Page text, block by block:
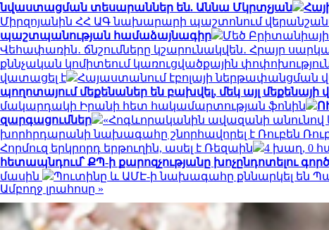
նվաստացման տեսարաններ են. Աննա Մկրտչյան
Միրզոյանին ՀՀ ԱԳ նախարարի պաշտոնում
պաշտպանության համաձայնագիր
Մեծ Բրիտանիայի
Վեհափառին․ ճնշումները կշարունակվեն․ Հրայր
քննչական կոմիտեում կառուցվածքային
վատացել է
Հայաստանում էբոլայի ներթափանցման
պողոտայում մեքենաներ են բախվել, մեկ այլ մեքենայի
մակարդակի Իրանի հետ հակամարտության ֆոնին
զարգացումներ
«Հոգևորականին ավազանի անունով
խորհրդարանի նախագահը շնորհավորել է Ռուբեն
Հորմուզ երկրորդ երթուղին, ասել է Ռեզաին
4 խաղ, 0
հետապնդում՝ ՔՊ-ի քարոզչությանը խոչընդոտելու
մասին
Պուտինը և ԱՄԷ-ի նախագահը քննարկել են
Ամբողջ լրահոսը »